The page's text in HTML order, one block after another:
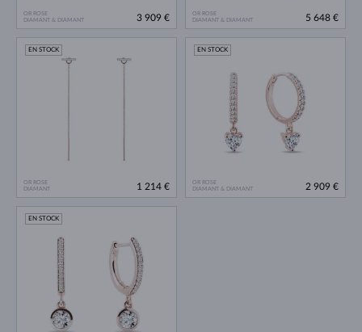
OR ROSE
DIAMANT & DIAMANT
3 909 €
OR ROSE
DIAMANT & DIAMANT
5 648 €
OR ROSE
DIAMANT
EN STOCK
1 214 €
OR ROSE
DIAMANT & DIAMANT
EN STOCK
2 909 €
EN STOCK